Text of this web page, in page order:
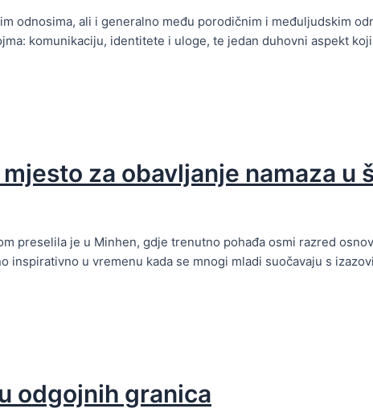
odnosima, ali i generalno među porodičnim i međuljudskim
komunikaciju, identitete i uloge, te jedan duhovni aspekt
za obavljanje namaza u
preselila je u Minhen, gdje trenutno pohađa osmi razred
u vremenu kada se mnogi mladi suočavaju s
odgojnih granica